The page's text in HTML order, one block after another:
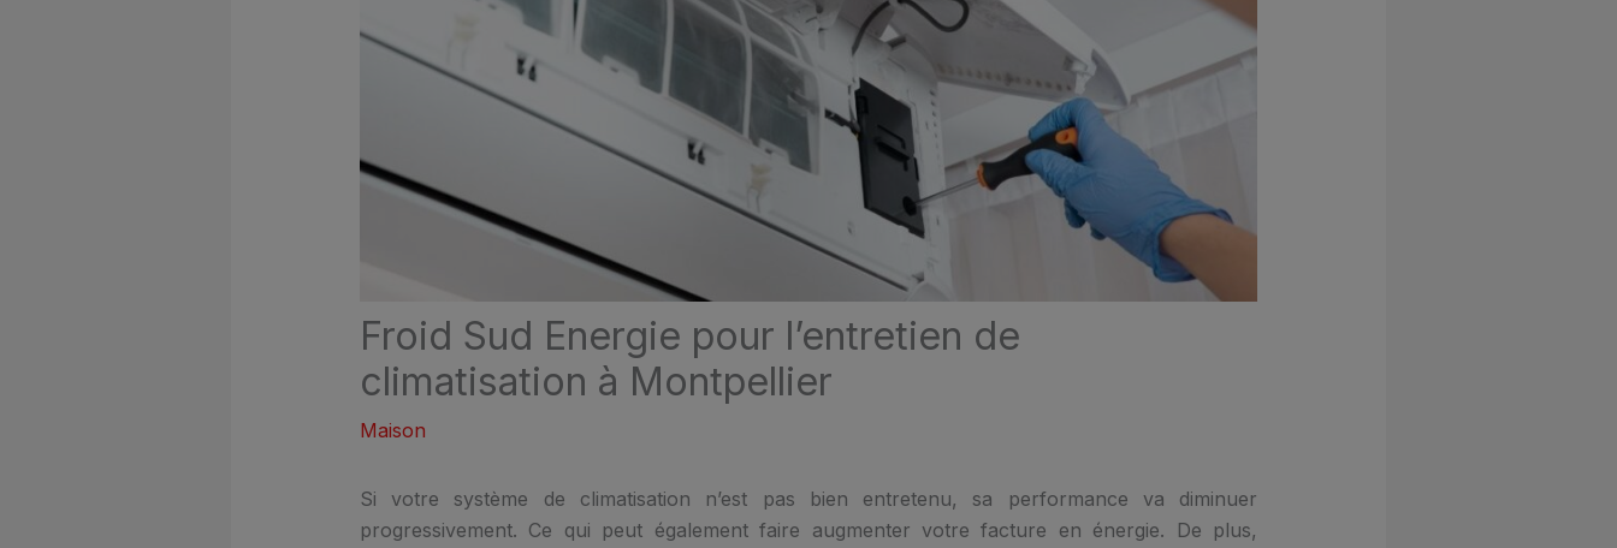
Froid Sud Energie pour l’entretien de
climatisation à Montpellier
Maison
Si votre système de climatisation n’est pas bien entretenu, sa performance va diminuer
progressivement. Ce qui peut également faire augmenter votre facture en énergie. De plus,